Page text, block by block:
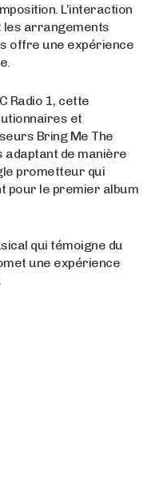
L’interaction
arrangements
offre une expérience
Radio 1, cette
et
Bring Me The
adaptant de manière
prometteur qui
pour le premier album
qui témoigne du
une expérience